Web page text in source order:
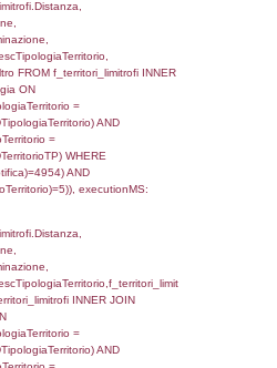
as DataApertura,
'%d/%m/
as DataUltimoPIR FROM
el_nazioni.DescIT,
INNER JOIN
= el_nazioni.IDStato
= 4954;,
el_regioni.Regione,